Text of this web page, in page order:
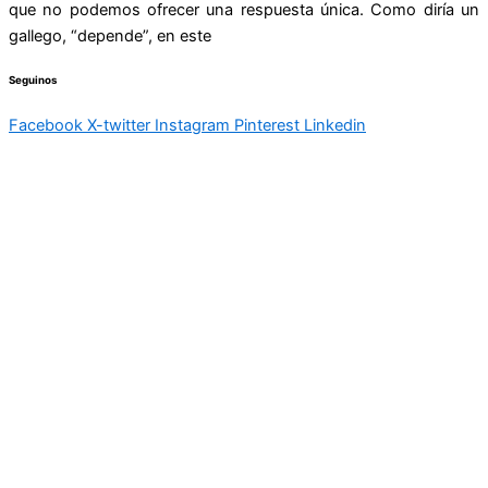
que no podemos ofrecer una respuesta única. Como diría un
gallego, “depende”, en este
Seguinos
Facebook X-twitter Instagram Pinterest Linkedin